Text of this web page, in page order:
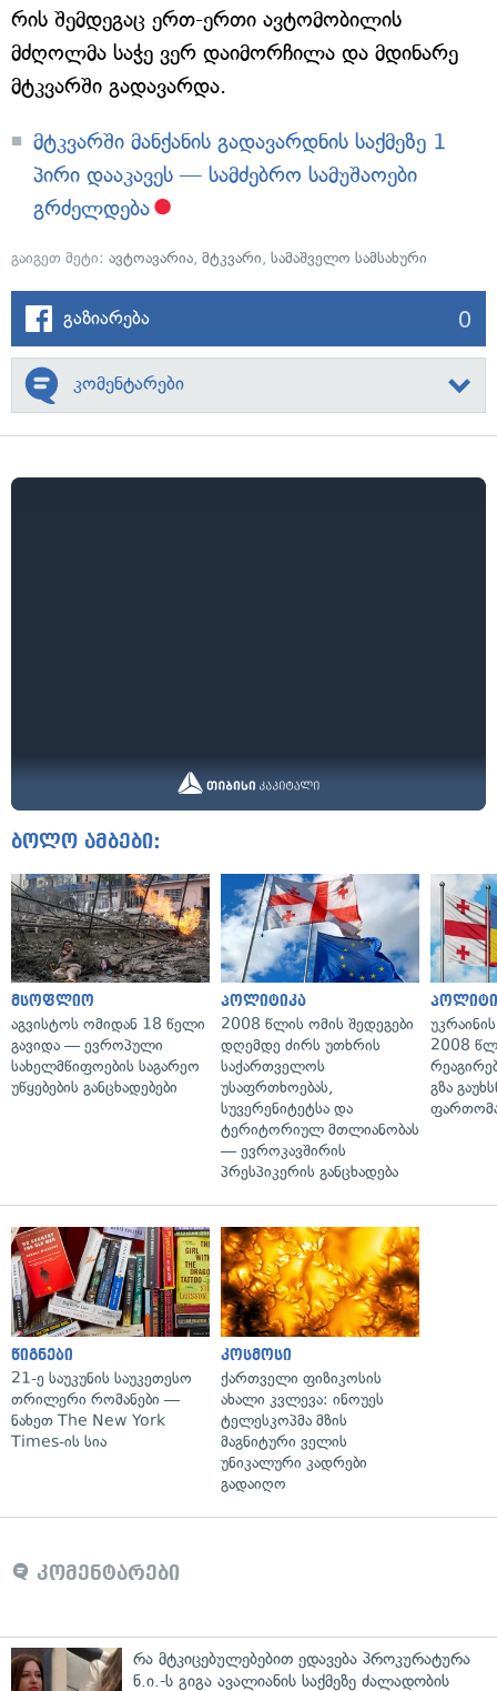
რის შემდეგაც ერთ-ერთი ავტომობილის
მძღოლმა საჭე ვერ დაიმორჩილა და მდინარე
მტკვარში გადავარდა.
მტკვარში მანქანის გადავარდნის საქმეზე 1
პირი დააკავეს — სამძებრო სამუშაოები
გრძელდება
გაიგეთ მეტი: ავტოავარია, მტკვარი, სამაშველო სამსახური
გაზიარება 0
კომენტარები
ბოლო ამბები:
მსოფლიო
აგვისტოს ომიდან 18 წელი
გავიდა — ევროპული
სახელმწიფოების საგარეო
უწყებების განცხადებები
პოლიტიკა
2008 წლის ომის შედეგები
დღემდე ძირს უთხრის
საქართველოს
უსაფრთხოებას,
სუვერენიტეტსა და
ტერიტორიულ მთლიანობას
— ევროკავშირის
პრესპიკერის განცხადება
2008
გზა
წიგნები
21-ე საუკუნის საუკეთესო
თრილერი რომანები —
ნახეთ The New York
Times-ის სია
კოსმოსი
ქართველი ფიზიკოსის
ახალი კვლევა: ინოუეს
ტელესკოპმა მზის
მაგნიტური ველის
უნიკალური კადრები
გადაიღო
კომენტარები
რა მტკიცებულებებით ედავება პროკურატურა
ნ.ი.-ს გიგა ავალიანის საქმეზე ძალადობის